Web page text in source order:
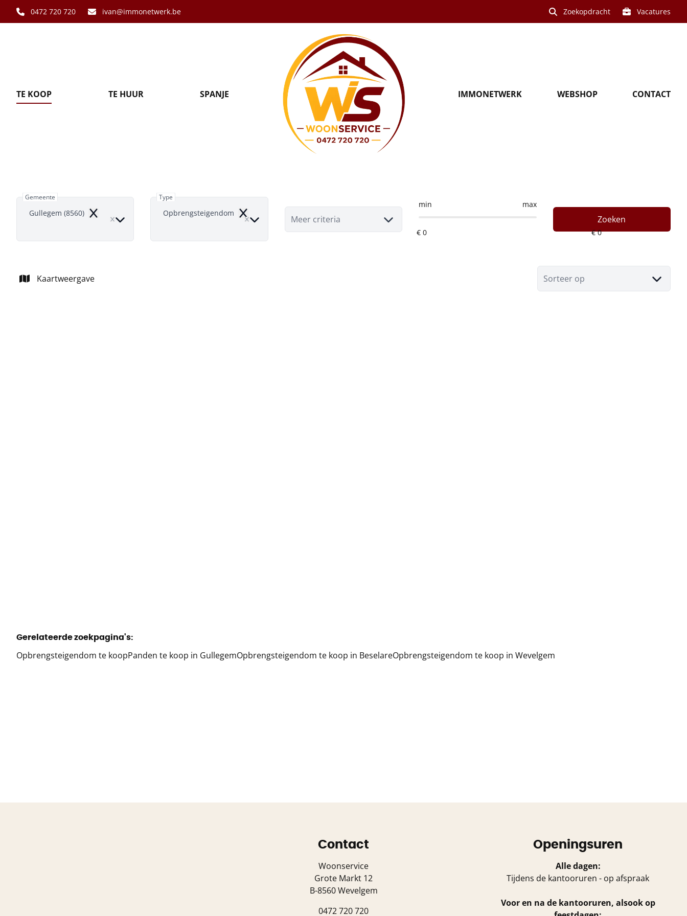
Ga naar hoofdinhoud
0472 720 720 ivan@immonetwerk.be Zoekopdracht Vacatures
TE KOOP TE HUUR SPANJE IMMONETWERK WEBSHOP CONTACT
Opbrengsteigendom te koop in Gullegem
Gemeente
Gullegem (8560) Remove
Type
Opbrengsteigendom Remove Meer criteria
min max
Zoeken
Kaartweergave Sorteer op
Gerelateerde zoekpagina's:
Opbrengsteigendom te koopPanden te koop in GullegemOpbrengsteigendom te koop in BeselareOpbrengsteigendom te koop in Wevelgem
Contact
Woonservice
Grote Markt 12
B-8560 Wevelgem
0472 720 720
Openingsuren
Alle dagen:
Tijdens de kantooruren - op afspraak
Voor en na de kantooruren, alsook op